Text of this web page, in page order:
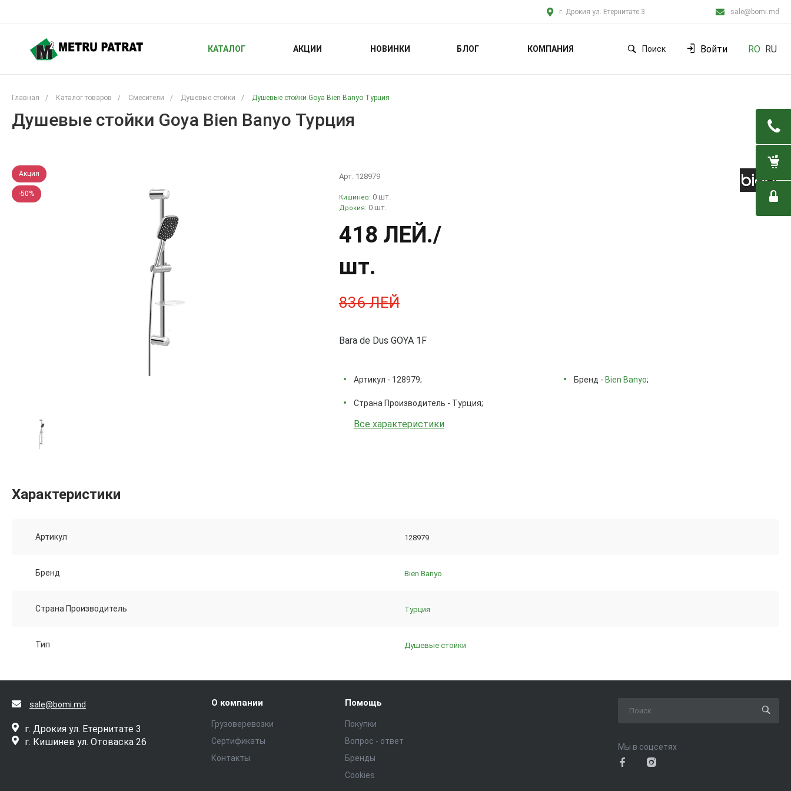
г. Дрокия ул. Етернитате 3 sale@bomi.md
КАТАЛОГ АКЦИИ НОВИНКИ БЛОГ КОМПАНИЯ Поиск Войти RO RU
Главная / Каталог товаров / Смесители / Душевые стойки / Душевые стойки Goya Bien Banyo Турция
Душевые стойки Goya Bien Banyo Турция
Акция
-50%
Арт. 128979
Кишинев: 0 шт.
Дрокия: 0 шт.
418 ЛЕЙ./
шт.
836 ЛЕЙ
Bara de Dus GOYA 1F
Артикул - 128979; Бренд - Bien Banyo;
Страна Производитель - Турция;
Все характеристики
Характеристики
Артикул 128979
Бренд Bien Banyo
Страна Производитель Турция
Тип Душевые стойки
sale@bomi.md
г. Дрокия ул. Етернитате 3
г. Кишинев ул. Отоваска 26
О компании
Грузоверевозки
Сертификаты
Контакты
Помощь
Покупки
Вопрос - ответ
Бренды
Cookies
Мы в соцсетях